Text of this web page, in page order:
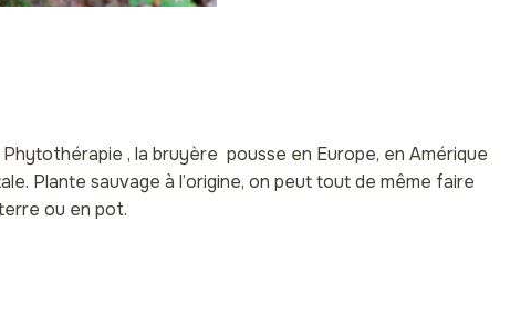
, la bruyère pousse en Europe, en Amérique
Plante sauvage à l’origine, on peut tout de même faire
ou en pot.